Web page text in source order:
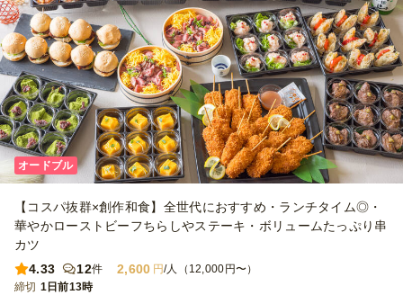
時間に余裕ができ、とても助かりました。 一方で、配達場所につい
ては少し気になった点がありました。今回の住所は何十年も前から存
在し、Googleマップなどでも問題なく表示される場所ですが、注文
後のメールで「住所が不明瞭」との連絡がありました。当日も配達業
者さんのナビでは表示されなかったようで、お手数をおかけしてしま
いました。 また、注文最低金額が25,000円からだったため、人数分
の料理は足りていても、最低金額に合わせるためにオプションを追加
して調整する必要があり、その点は少し手間に感じました。以前、都
内で利用した際にはもう少し低い最低注文金額の店舗もあったため、
配送エリアによる違いなのだと思いますが、もう少し利用しやすい金
額設定になると、さらに注文しやすくなると感じました。 【雰囲
のを気軽に選べるのがとても良かったです。テーブルに並べるだけで
彩りが良く、見た目も華やかになり、ホームパーティの雰囲気を一気
に盛り上げてくれました。海外からの友人にも「きれい」「食べやす
パ】 一人当たりの金額を考えると、とてもコストパフォーマンスが
高いと思います。料理の種類が多く、見た目の華やかさもあり、準備
オードブル
【コスパ抜群×創作和食】全世代におすすめ・ランチタイム◎・
華やかローストビーフちらしやステーキ・ボリュームたっぷり串
カツ
4.33
12件 2,600 円/人（12,000円〜）
締切 1日前13時